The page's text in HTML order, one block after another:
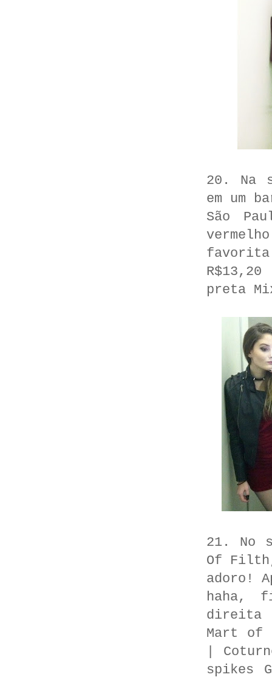
20. Na
em um
São
preta
21. No
Of Filth,
adoro!
haha,
direita
Mart of
|
spikes